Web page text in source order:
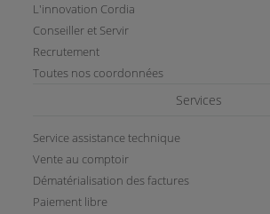
L'innovation Cordia
Conseiller et Servir
Recrutement
Toutes nos coordonnées
Services
Service assistance technique
Vente au comptoir
Dématérialisation des factures
Paiement libre